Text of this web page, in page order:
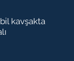
kavşakta